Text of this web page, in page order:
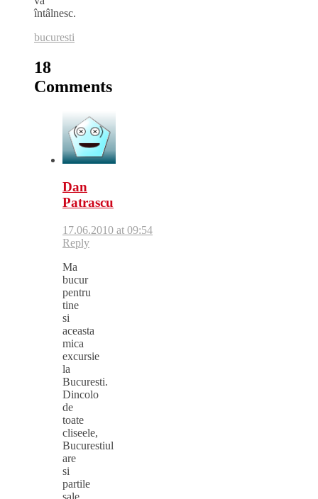
întâlnesc.
bucuresti
18
Comments
Dan
Patrascu
17.06.2010 at 09:54
Reply
Ma
bucur
pentru
tine
si
aceasta
mica
excursie
la
Bucuresti.
Dincolo
de
toate
cliseele,
Bucurestiul
are
si
partile
sale